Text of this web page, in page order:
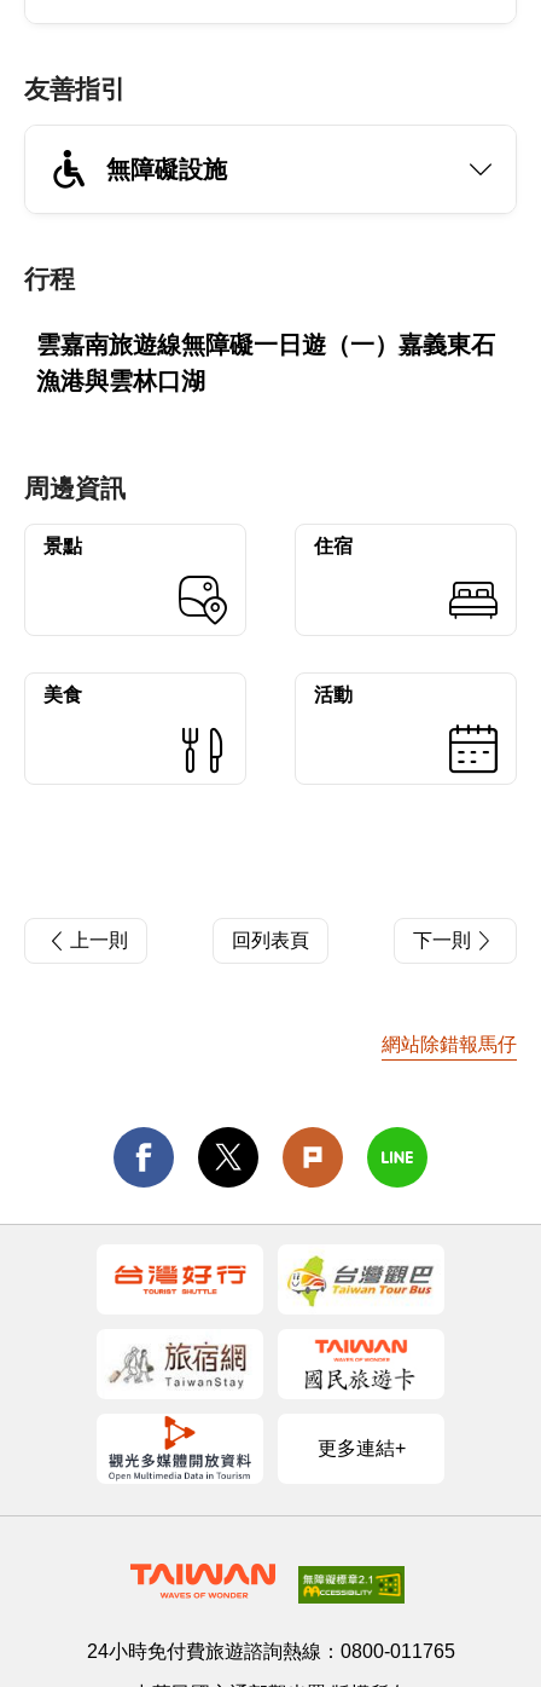
友善指引
無障礙設施
行程
雲嘉南旅遊線無障礙一日遊（一）嘉義東石
漁港與雲林口湖
周邊資訊
景點 住宿
美食 活動
上一則 回列表頁 下一則
網站除錯報馬仔
更多連結+
24小時免付費旅遊諮詢熱線： 0800-011765